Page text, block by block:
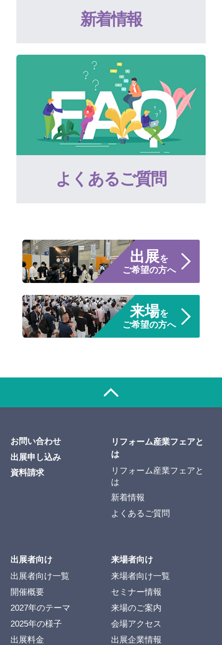
新着情報
よくあるご質問
出展を
ご希望の方へ
来場を
ご希望の方へ
お問い合わせ
出展申し込み
資料請求
リフォーム産業フェアと
は
リフォーム産業フェアと
は
新着情報
よくあるご質問
出展者向け
出展者向け一覧
開催概要
2027年のテーマ
2025年の様子
出展料金
来場者向け
来場者向け一覧
セミナー情報
来場のご案内
会場アクセス
出展企業情報